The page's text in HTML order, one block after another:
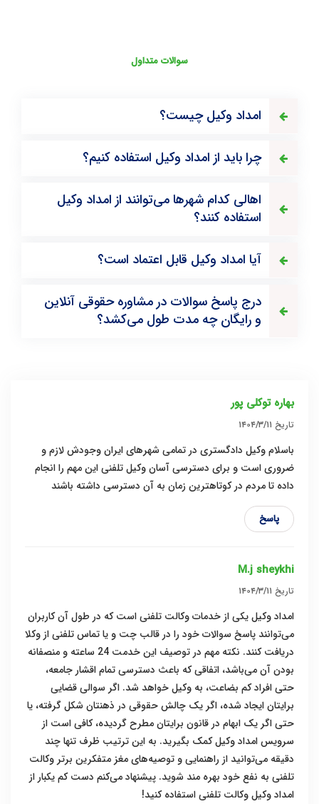
سوالات متداول
امداد وکیل چیست؟
چرا باید از امداد وکیل استفاده کنیم؟
اهالی کدام شهرها می‌توانند از امداد وکیل
استفاده کنند؟
آیا امداد وکیل قابل اعتماد است؟
درج پاسخ سوالات در مشاوره حقوقی آنلاین
و رایگان چه مدت طول می‌کشد؟
بهاره توکلی پور
تاریخ ۱۴۰۴/۳/۱۱
باسلام وکیل دادگستری در تمامی شهرهای ایران وجودش لازم و
ضروری است و برای دسترسی آسان وکیل تلفنی این مهم را انجام
داده تا مردم در کوتاهترین زمان به آن دسترسی داشته باشند
پاسخ
M.j sheykhi
تاریخ ۱۴۰۴/۳/۱۱
امداد وکیل یکی از خدمات وکالت تلفنی است که در طول آن کاربران
می‌توانند پاسخ سوالات خود را در قالب چت و یا تماس تلفنی از وکلا
دریافت کنند. نکته مهم در توصیف این خدمت 24 ساعته و منصفانه
بودن آن می‌باشد، اتفاقی که باعث دسترسی تمام اقشار جامعه،
حتی افراد کم بضاعت، به وکیل خواهد شد. اگر سوالی قضایی
برایتان ایجاد شده، اگر یک چالش حقوقی در ذهنتان شکل گرفته، یا
حتی اگر یک ابهام در قانون برایتان مطرح گردیده، کافی است از
سرویس امداد وکیل کمک بگیرید. به این ترتیب ظرف تنها چند
دقیقه می‌توانید از راهنمایی و توصیه‌های مغز متفکرین برتر وکالت
تلفنی به نفع خود بهره مند شوید. پیشنهاد می‌کنم دست کم یکبار از
امداد وکیل وکالت تلفنی استفاده کنید!